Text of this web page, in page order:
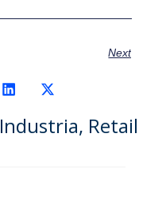
Next
Industria, Retail